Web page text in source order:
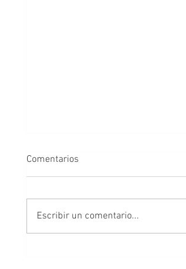
Silvia Hopenhayn, lectora
Comentarios
Escribir un comentario...